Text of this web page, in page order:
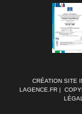
CRÉATION SITE
LAGENCE.FR |